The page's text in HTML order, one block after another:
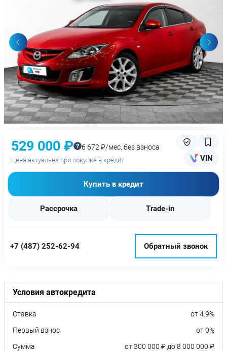
529 000 ₽ 6 672 ₽/мес. без взноса
Цена актуальна при покупке в кредит VIN
Купить в кредит
Рассрочка Trade-in
+7 (487) 252-62-94 Обратный звонок
Условия автокредита
Ставка
от 4.9%
Первый взнос
от 0%
Сумма
от 300 000 ₽ до 8 000 000 ₽